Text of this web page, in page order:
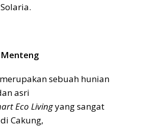
sebuah hunian
asri
Eco Livingyang sangat
Cakung,